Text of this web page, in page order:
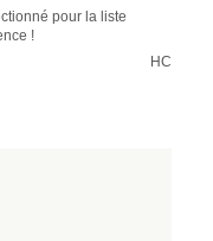
pour la liste
!
HC